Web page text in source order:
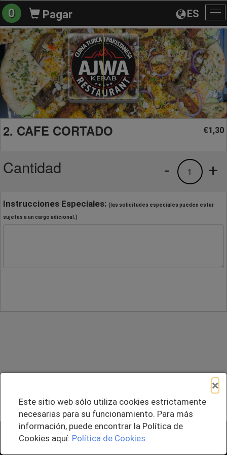
ES
0 Pagar
2. CAFE CORTADO €1,30
Cantidad +
1
-
Instrucciones Especiales: (las solicitudes especiales pueden estar
sujetas a un cargo adicional.)
+ Agregar al Pedido
×
Este sitio web sólo utiliza cookies estrictamente
necesarias para su funcionamiento. Para más
información, puede encontrar la Política de
Cookies aquí: Política de Cookies